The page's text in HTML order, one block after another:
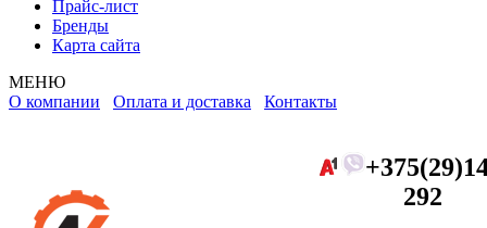
Прайс-лист
Бренды
Карта сайта
МЕНЮ
О компании Оплата и доставка Контакты
292